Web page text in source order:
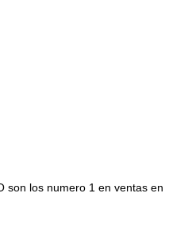
son los numero 1 en ventas en